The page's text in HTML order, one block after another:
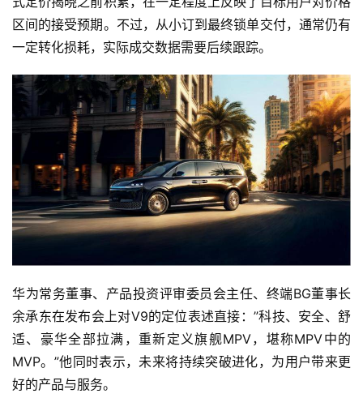
吉
开
T
l
区间的接受预期。不过，从小订到最终锁单交付，通常仍有
一定转化损耗，实际成交数据需要后续跟踪。
华为常务董事、产品投资评审委员会主任、终端BG董事长
余承东在发布会上对V9的定位表述直接：”科技、安全、舒
适、豪华全部拉满，重新定义旗舰MPV，堪称MPV中的
MVP。”他同时表示，未来将持续突破进化，为用户带来更
好的产品与服务。